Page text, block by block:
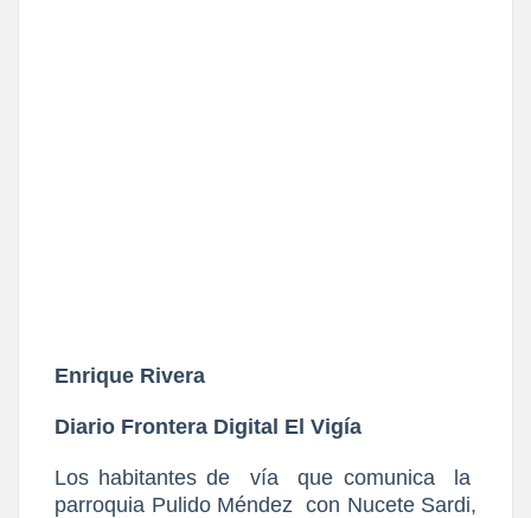
Enrique Rivera
Diario Frontera Digital El Vigía
Los habitantes de vía que comunica
la
parroquia Pulido Méndez con Nucete Sardi,